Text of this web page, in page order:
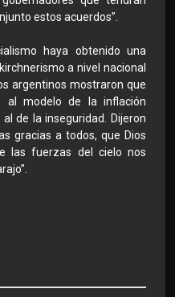
estos acuerdos”.
haya obtenido una
a nivel nacional
argentinos mostraron que
al modelo de la inflación
de la inseguridad. Dijeron
gracias a todos, que Dios
las fuerzas del cielo nos